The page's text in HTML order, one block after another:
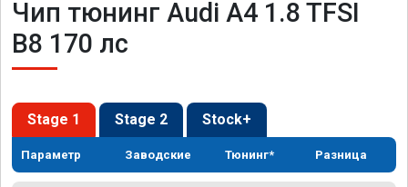
Чип тюнинг Audi A4 1.8 TFSI
B8 170 лс
Stage 1 Stage 2 Stock+
Параметр Заводские Тюнинг* Разница